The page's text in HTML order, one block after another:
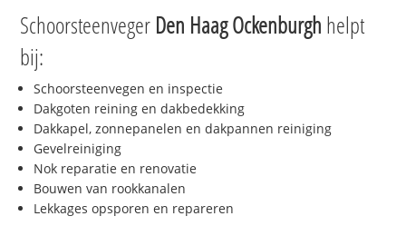
Schoorsteenveger Den Haag Ockenburgh helpt
bij:
Schoorsteenvegen en inspectie
Dakgoten reining en dakbedekking
Dakkapel, zonnepanelen en dakpannen reiniging
Gevelreiniging
Nok reparatie en renovatie
Bouwen van rookkanalen
Lekkages opsporen en repareren